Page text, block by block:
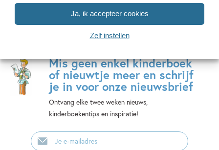
Ja, ik accepteer cookies
Zelf instellen
Mis geen enkel kinderboek
of nieuwtje meer en schrijf
je in voor onze nieuwsbrief
Ontvang elke twee weken nieuws,
kinderboekentips en inspiratie!
E-
mailadres